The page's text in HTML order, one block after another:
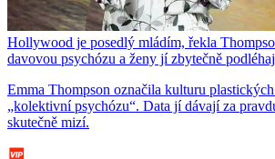
Hollywood je posedlý mládím, řekla
davovou psychózu a ženy jí zbytečně
Emma Thompson označila kulturu
„kolektivní psychózu“. Data jí dávají za
skutečně mizí.